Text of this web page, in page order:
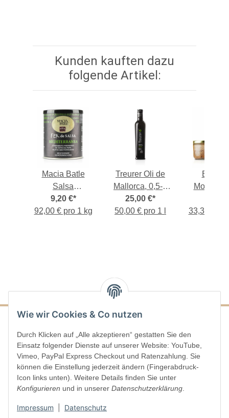
Wie wir Cookies & Co nutzen
Durch Klicken auf „Alle akzeptieren“ gestatten Sie den
Einsatz folgender Dienste auf unserer Website: YouTube,
Vimeo, PayPal Express Checkout und Ratenzahlung. Sie
können die Einstellung jederzeit ändern (Fingerabdruck-
Icon links unten). Weitere Details finden Sie unter
Konfigurieren und in unserer Datenschutzerklärung.
Impressum Datenschutz
Kunden kauften dazu
folgende Artikel:
Macia Batle
Salsa
Mediterranea,
100-g-Dose
9,20 €*
92,00 € pro 1 kg
Treurer Oli de
Mallorca, 0,5-l-
Flasche
25,00 €*
50,00 € pro 1 l
Montuiri
180-g-
33,33 €
Informationen
Gesetzliche Informationen
Vertrag widerrufen